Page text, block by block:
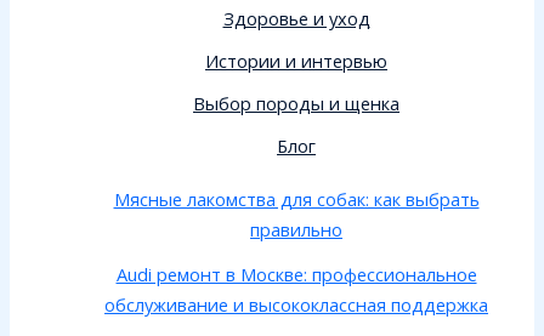
Здоровье и уход
Истории и интервью
Выбор породы и щенка
Блог
Мясные лакомства для собак: как выбрать
правильно
Audi ремонт в Москве: профессиональное
обслуживание и высококлассная поддержка